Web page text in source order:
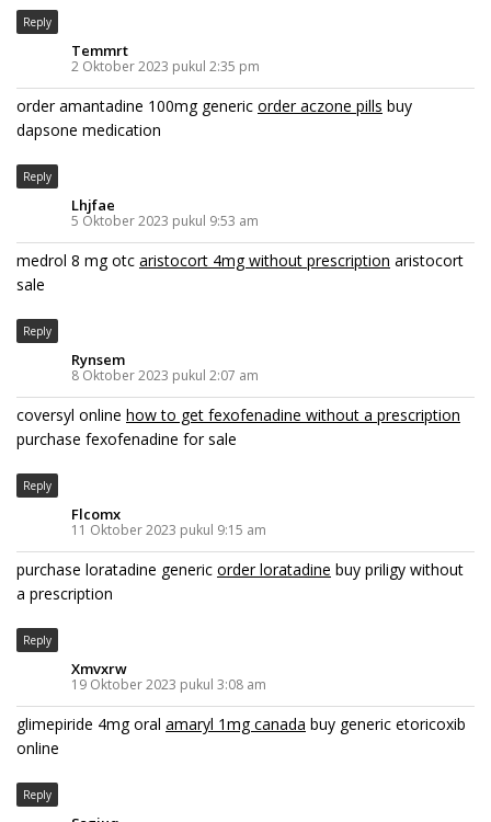
Reply
Temmrt
2 Oktober 2023 pukul 2:35 pm
order amantadine 100mg generic order aczone pills buy
dapsone medication
Reply
Lhjfae
5 Oktober 2023 pukul 9:53 am
medrol 8 mg otc aristocort 4mg without prescription aristocort
sale
Reply
Rynsem
8 Oktober 2023 pukul 2:07 am
coversyl online how to get fexofenadine without a prescription
purchase fexofenadine for sale
Reply
Flcomx
11 Oktober 2023 pukul 9:15 am
purchase loratadine generic order loratadine buy priligy without
a prescription
Reply
Xmvxrw
19 Oktober 2023 pukul 3:08 am
glimepiride 4mg oral amaryl 1mg canada buy generic etoricoxib
online
Reply